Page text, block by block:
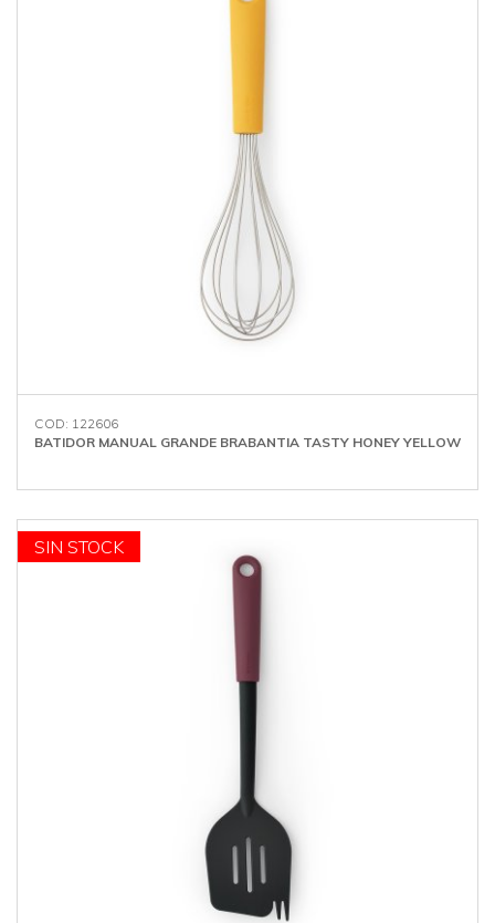
COD: 122606
BATIDOR MANUAL GRANDE BRABANTIA TASTY HONEY YELLOW
SIN STOCK